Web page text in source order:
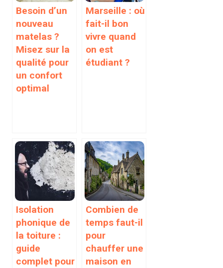
Besoin d’un
nouveau
matelas ?
Misez sur la
qualité pour
un confort
optimal
Marseille : où
fait-il bon
vivre quand
on est
étudiant ?
Isolation
phonique de
la toiture :
guide
complet pour
Combien de
temps faut-il
pour
chauffer une
maison en